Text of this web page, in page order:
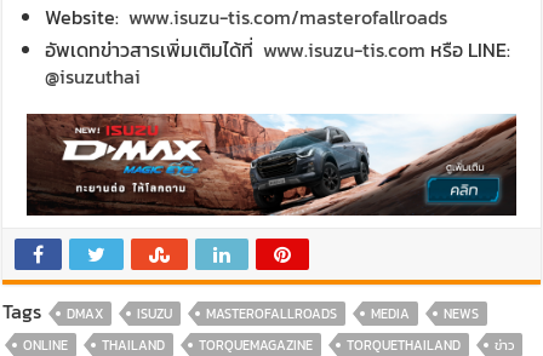
Website:www.isuzu-tis.com/masterofallroads
อัพเดทข่าวสารเพิ่มเติมได้ที่www.isuzu-tis.com หรือ LINE:
@isuzuthai
Tags DMAX ISUZU MASTEROFALLROADS MEDIA
NEWS
ONLINE
THAILAND TORQUEMAGAZINE TORQUETHAILAND
ข่าว